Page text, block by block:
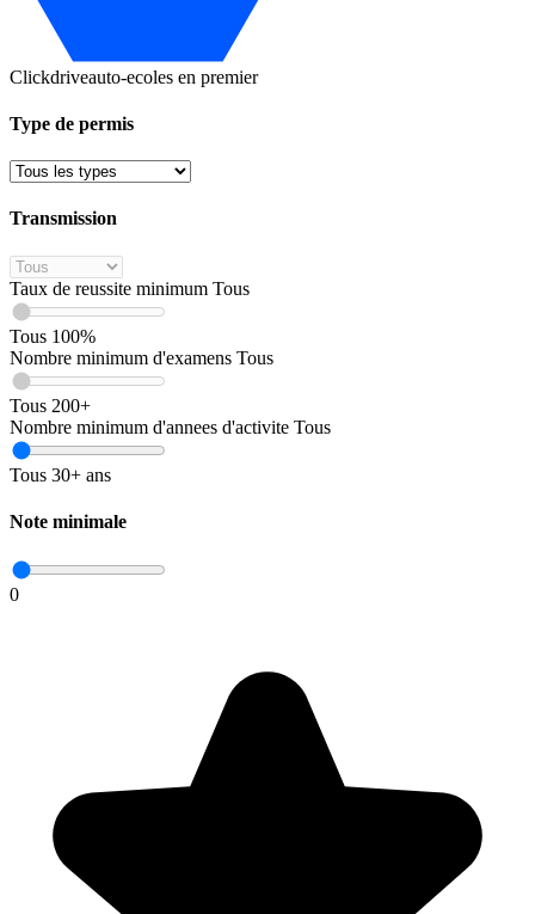
Clickdriveauto-ecoles en premier
Type de permis
Transmission
Taux de reussite minimum Tous
Tous 100%
Nombre minimum d'examens Tous
Tous 200+
Nombre minimum d'annees d'activite Tous
Tous 30+ ans
Note minimale
0